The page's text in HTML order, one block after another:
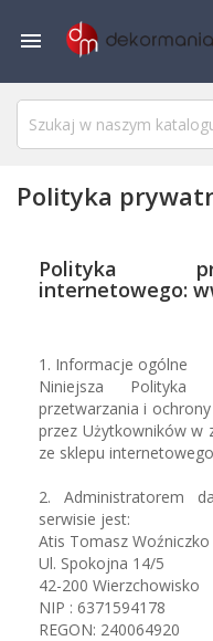

Polityka
Polityka
internetowego:
1. Informacje ogólne
Niniejsza Polityka
przetwarzania i
przez Użytkowników w
ze sklepu
2. Administratorem
serwisie jest:
Atis Tomasz Woźniczko
Ul. Spokojna 14/5
42-200 Wierzchowisko
NIP : 6371594178
REGON: 240064920